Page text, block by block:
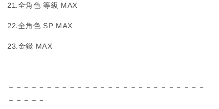
21.全角色 等級 MAX
22.全角色 SP MAX
23.金錢 MAX
－－－－－－－－－－－－－－－－－－－－－－－－－－
－－－－－